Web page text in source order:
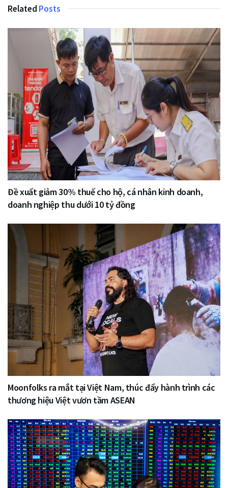
Related Posts
Đề xuất giảm 30% thuế cho hộ, cá nhân kinh doanh,
doanh nghiệp thu dưới 10 tỷ đồng
Moonfolks ra mắt tại Việt Nam, thúc đẩy hành trình các
thương hiệu Việt vươn tầm ASEAN